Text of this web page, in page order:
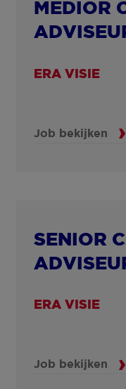
MEDIOR
ERA VISIE
Job bekijken
SENIOR
ERA VISIE
Job bekijken